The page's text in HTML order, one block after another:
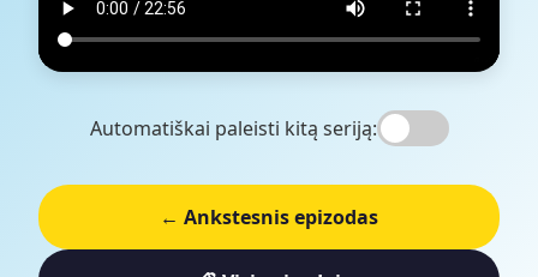
Automatiškai paleisti kitą seriją:
← Ankstesnis epizodas